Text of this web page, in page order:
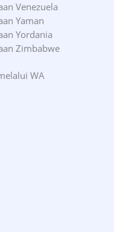
Venezuela
Yaman
Yordania
Zimbabwe